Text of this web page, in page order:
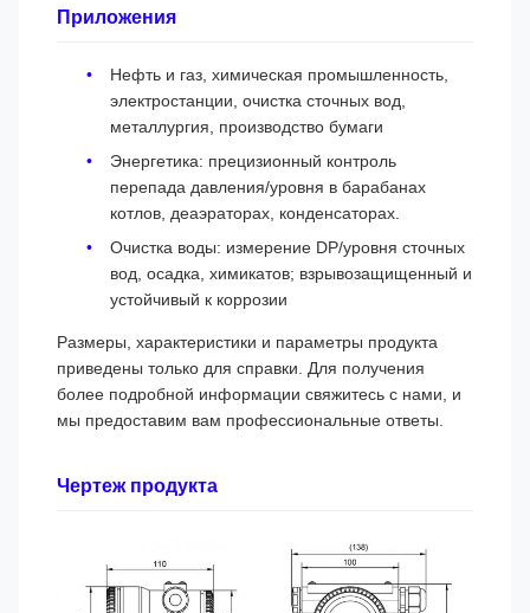
Приложения
Нефть и газ, химическая промышленность,
электростанции, очистка сточных вод,
металлургия, производство бумаги
Энергетика: прецизионный контроль
перепада давления/уровня в барабанах
котлов, деаэраторах, конденсаторах.
Очистка воды: измерение DP/уровня сточных
вод, осадка, химикатов; взрывозащищенный и
устойчивый к коррозии
Размеры, характеристики и параметры продукта
приведены только для справки. Для получения
более подробной информации свяжитесь с нами, и
мы предоставим вам профессиональные ответы.
Чертеж продукта